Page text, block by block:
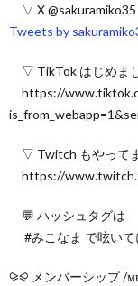
▽ X @sakuramiko35
Tweets by
▽ TikTok はじめま
https://
▽ Twitch もやって
https://
💬 ハッシュタグは
#みこなま で呟いて
⪩⪨ メンバーシップ /